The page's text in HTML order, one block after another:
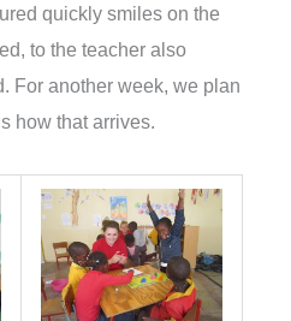
quickly smiles on the
to the teacher also
For another week, we plan
how that arrives.